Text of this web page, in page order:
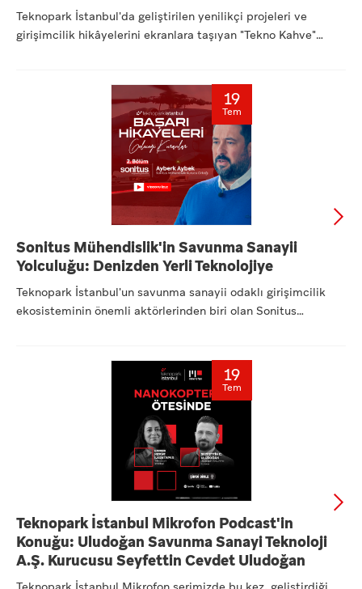
Teknopark İstanbul'da geliştirilen yenilikçi projeleri ve
girişimcilik hikâyelerini ekranlara taşıyan "Tekno Kahve"
19
Tem
Sonitus Mühendislik'in Savunma Sanayii
Yolculuğu: Denizden Yerli Teknolojiye
Teknopark İstanbul'un savunma sanayii odaklı girişimcilik
ekosisteminin önemli aktörlerinden biri olan Sonitus
19
Tem
Teknopark İstanbul Mikrofon Podcast'in
Konuğu: Uludoğan Savunma Sanayi Teknoloji
A.Ş. Kurucusu Seyfettin Cevdet Uludoğan